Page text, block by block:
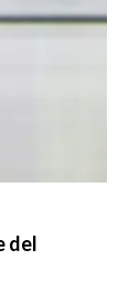
del